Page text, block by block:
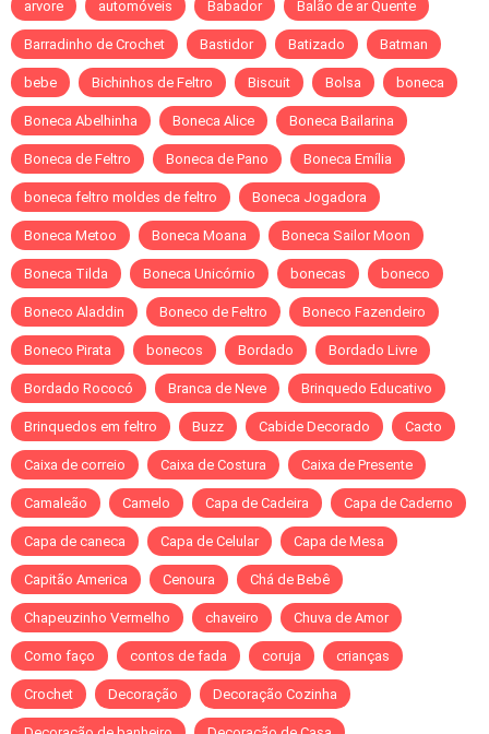
arvore automóveis Babador Balão de ar Quente
Barradinho de Crochet Bastidor Batizado Batman
bebe Bichinhos de Feltro Biscuit Bolsa boneca
Boneca Abelhinha Boneca Alice Boneca Bailarina
Boneca de Feltro Boneca de Pano Boneca Emília
boneca feltro moldes de feltro Boneca Jogadora
Boneca Metoo Boneca Moana Boneca Sailor Moon
Boneca Tilda Boneca Unicórnio bonecas boneco
Boneco Aladdin Boneco de Feltro Boneco Fazendeiro
Boneco Pirata bonecos Bordado Bordado Livre
Bordado Rococó Branca de Neve Brinquedo Educativo
Brinquedos em feltro Buzz Cabide Decorado Cacto
Caixa de correio Caixa de Costura Caixa de Presente
Camaleão Camelo Capa de Cadeira Capa de Caderno
Capa de caneca Capa de Celular Capa de Mesa
Capitão America Cenoura Chá de Bebê
Chapeuzinho Vermelho chaveiro Chuva de Amor
Como faço contos de fada coruja crianças
Crochet Decoração Decoração Cozinha